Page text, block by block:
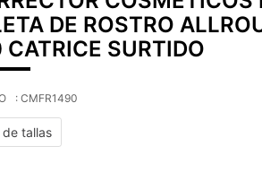
DE ROSTRO
CATRICE SURTIDO
: CMFR1490
de tallas